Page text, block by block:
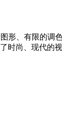
形、有限的调
时尚、现代的